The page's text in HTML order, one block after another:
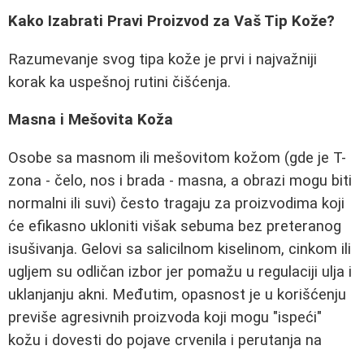
Kako Izabrati Pravi Proizvod za Vaš Tip Kože?
Razumevanje svog tipa kože je prvi i najvažniji
korak ka uspešnoj rutini čišćenja.
Masna i Mešovita Koža
Osobe sa masnom ili mešovitom kožom (gde je T-
zona - čelo, nos i brada - masna, a obrazi mogu biti
normalni ili suvi) često tragaju za proizvodima koji
će efikasno ukloniti višak sebuma bez preteranog
isušivanja. Gelovi sa salicilnom kiselinom, cinkom ili
ugljem su odličan izbor jer pomažu u regulaciji ulja i
uklanjanju akni. Međutim, opasnost je u korišćenju
previše agresivnih proizvoda koji mogu "ispeći"
kožu i dovesti do pojave crvenila i perutanja na